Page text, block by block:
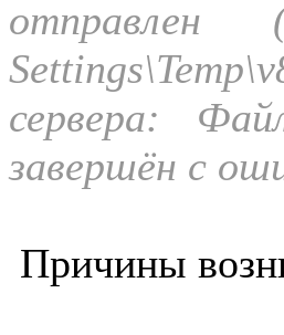
отправлен
сервера:
завершён с
Причины